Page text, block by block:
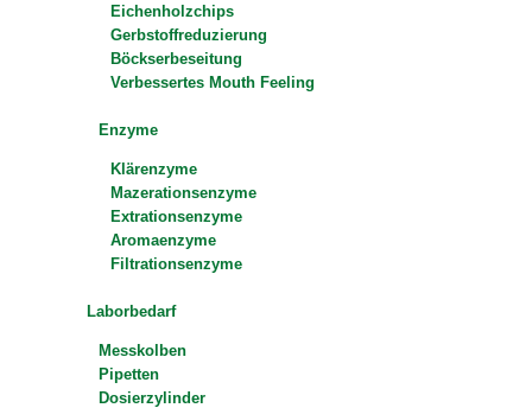
Eichenholzchips
Gerbstoffreduzierung
Böckserbeseitung
Verbessertes Mouth Feeling
Enzyme
Klärenzyme
Mazerationsenzyme
Extrationsenzyme
Aromaenzyme
Filtrationsenzyme
Laborbedarf
Messkolben
Pipetten
Dosierzylinder